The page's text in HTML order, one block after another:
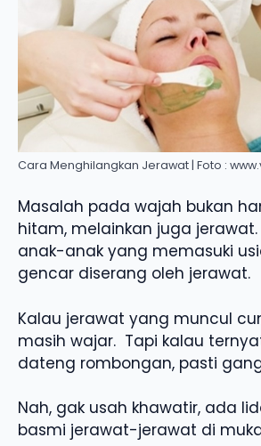
Cara Menghilangkan Jerawat | Foto :
Masalah pada wajah bukan
hitam, melainkan juga jerawat.
anak-anak yang memasuki
gencar diserang oleh jerawat.
Kalau jerawat yang muncul
masih wajar. Tapi kalau
dateng rombongan, pasti
Nah, gak usah khawatir, ada
basmi jerawat-jerawat di